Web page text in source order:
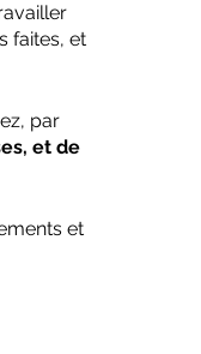
faites, et
par
et de
et